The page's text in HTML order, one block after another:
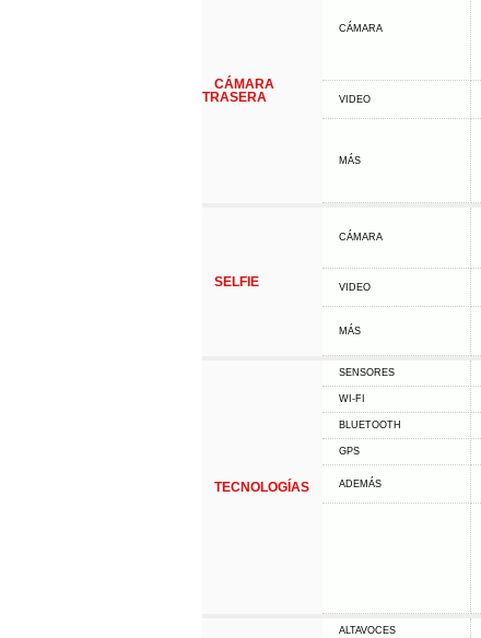
CÁMARA
TRASERA
CÁMARA
VIDEO
MÁS
SELFIE
CÁMARA
VIDEO
MÁS
TECNOLOGÍAS
SENSORES
WI-FI
BLUETOOTH
GPS
ADEMÁS
ALTAVOCES